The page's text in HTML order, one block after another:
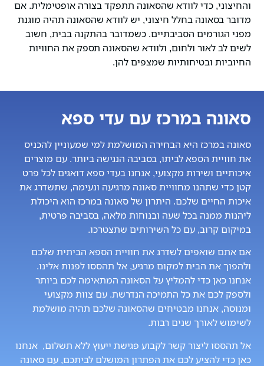
והחיצוני, כדי לוודא שהסאונה תתפקד בצורה אופטימלית. אם
מדובר בסאונה בחלל חיצוני, יש לוודא שהסאונה תהיה מוגנת
מפני הגורמים הסביבתיים. כשמדובר בהתקנה בבית, חשוב
לשים לב לאור ולחום, ולוודא שהסאונה תספק את החוויות
החיוביות ובטיחותיות שמצפים להן.
סאונה במרכז עם עדי ספא
סאונה במרכז היא הבחירה המושלמת למי שמעוניין להכניס
את חוויית הספא לביתו, בסביבה הנגישה ביותר. עם מוצרים
איכותיים ושירות מקצועי, אנחנו בעדי ספא דואגים לכל פרט
קטן כדי שתהנו מחוויית סאונה מרגיעה ונעימה, שתשדרג את
איכות החיים שלכם. היתרון של סאונה במרכז הוא היכולת
ליהנות ממנה בכל שעה ובנוחות מלאה, בסביבה פרטית,
במיקום קרוב, עם כל השירותים שתצטרכו.
אם אתם שואפים לשדרג את חוויית הספא הביתית שלכם
ולהפוך את הבית למקום מרגיע, אל תהססו לפנות אלינו.
אנחנו כאן כדי להמליץ על הסאונה המתאימה לכם ביותר
ולספק לכם את כל התמיכה הנדרשת. עם צוות מקצועי
ומנוסה, אנחנו מבטיחים שהסאונה שלכם תהיה מושלמת
לשימוש לאורך שנים רבות.
אל תהססו ליצור קשר לקבוע פגישת ייעוץ ללא תשלום, אנחנו
כאן כדי להציע לכם את הפתרון המושלם לביתכם, עם סאונה